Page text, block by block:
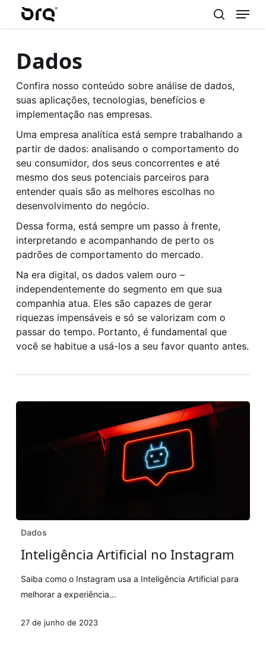
content
Menu
Dados
Confira nosso conteúdo sobre análise de dados,
suas aplicações, tecnologias, benefícios e
implementação nas empresas.
Uma empresa analítica está sempre trabalhando a
partir de dados: analisando o comportamento do
seu consumidor, dos seus concorrentes e até
mesmo dos seus potenciais parceiros para
entender quais são as melhores escolhas no
desenvolvimento do negócio.
Dessa forma, está sempre um passo à frente,
interpretando e acompanhando de perto os
padrões de comportamento do mercado.
Na era digital, os dados valem ouro –
independentemente do segmento em que sua
companhia atua. Eles são capazes de gerar
riquezas impensáveis e só se valorizam com o
passar do tempo. Portanto, é fundamental que
você se habitue a usá-los a seu favor quanto antes.
Inteligência
no
Instagram
Dados
Inteligência Artificial no Instagram
Saiba como o Instagram usa a Inteligência Artificial para
melhorar a experiência…
27 de junho de 2023